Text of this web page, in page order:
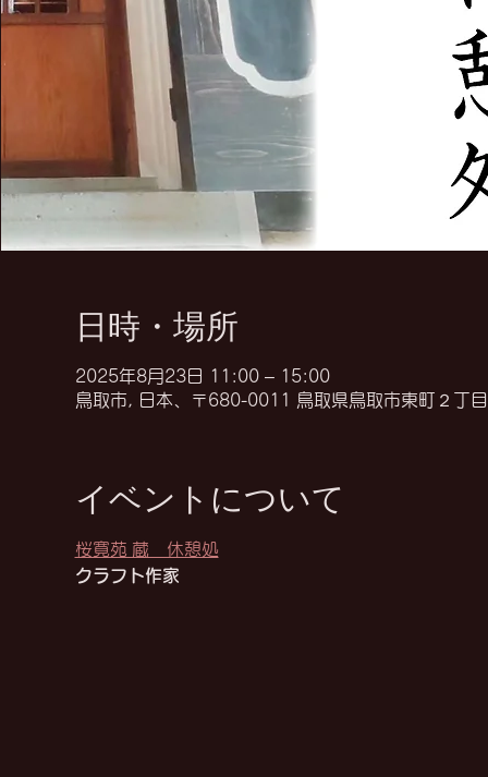
日時・場所
2025年8月23日 11:00 – 15:00
鳥取市, 日本、〒680-0011 鳥取県鳥取市東町２丁
イベントについて
桜寛苑 蔵　休憩処
クラフト作家